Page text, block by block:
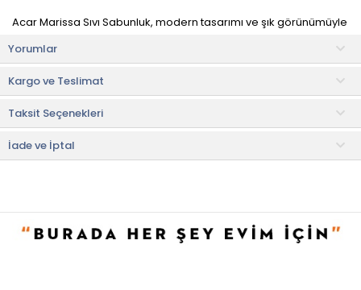
Acar Marissa Sıvı Sabunluk, modern tasarımı ve şık görünümüyle
kullanım sunan zarif bir aksesuardır. Plastik malzemeden
üretilmiş olması sayesinde dayanıklı bir yapı sağlar ve uzun süre
formunu korur.
Sağlam pompa mekanizması sayesinde sıvı sabunu kontrollü ve
kolay bir şekilde kullanmanıza yardımcı olur. Nemli ortamlara
uygun yapısı sayesinde banyo ve mutfak gibi alanlarda güvenle
kullanılabilir.
Yorumlar
Kargo ve Teslimat
Taksit Seçenekleri
İade ve İptal